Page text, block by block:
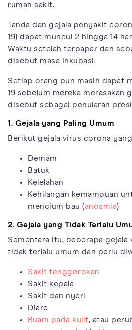
rumah sakit.
Tanda dan gejala penyakit
19) dapat muncul 2 hingga 14
Waktu setelah terpapar dan
disebut masa inkubasi.
Setiap orang pun masih dapat
19 sebelum mereka merasakan
disebut sebagai penularan
1. Gejala yang Paling Umum
Berikut gejala virus corona
Demam
Batuk
Kelelahan
Kehilangan kemampuan
mencium bau (anosmia)
2. Gejala yang Tidak Terlalu
Sementara itu, beberapa gejala
tidak terlalu umum dan perlu
Sakit tenggorokan
Sakit kepala
Sakit dan nyeri
Diare
Ruam pada kulit, atau